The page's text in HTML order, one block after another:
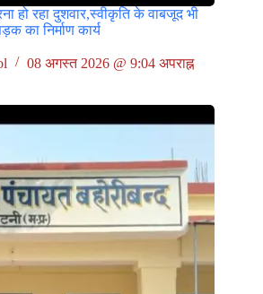
रहा दुशवार,स्वीकृति के वाबजूद भी
का निर्माण कार्य
08 अगस्त 2026 @ 9:04 अपराह्न